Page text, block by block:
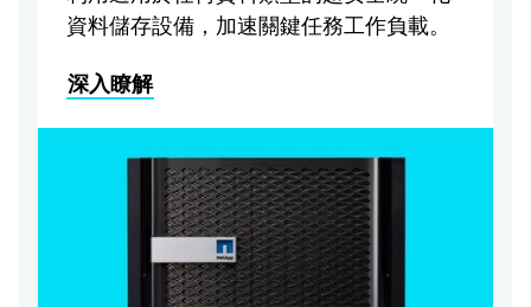
資料儲存設備，加速關鍵任務工作負載。
深入瞭解